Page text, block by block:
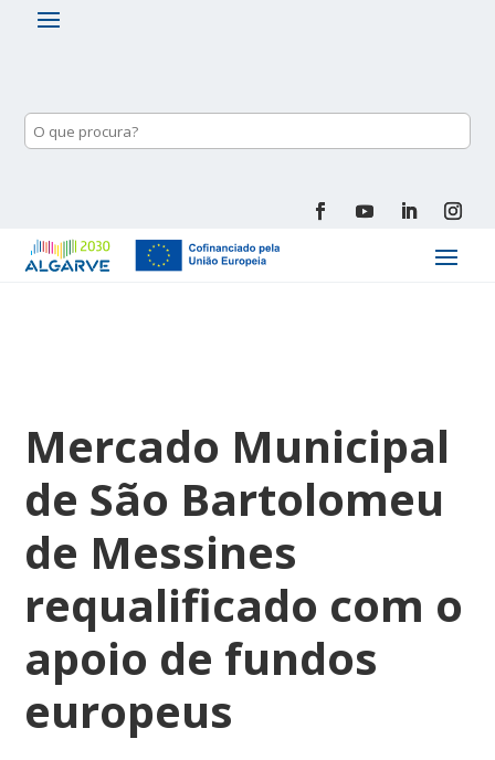
Mercado Municipal
de São Bartolomeu
de Messines
requalificado com o
apoio de fundos
europeus